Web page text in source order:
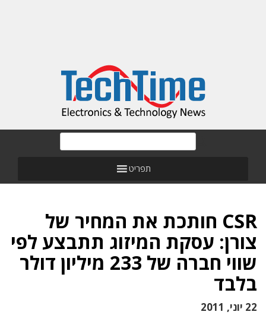
תפריט
CSR חותכת את המחיר של
צורן: עסקת המיזוג תתבצע לפי
שווי חברה של 233 מיליון דולר
בלבד
22 יוני, 2011